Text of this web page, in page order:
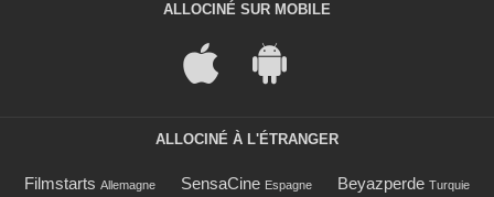
ALLOCINÉ SUR MOBILE
ALLOCINÉ À L'ÉTRANGER
Filmstarts Allemagne SensaCine Espagne Beyazperde Turquie